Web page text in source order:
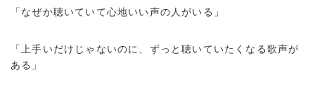
「なぜか聴いていて心地いい声の人がいる」
「上手いだけじゃないのに、ずっと聴いていたくなる歌声が
ある」